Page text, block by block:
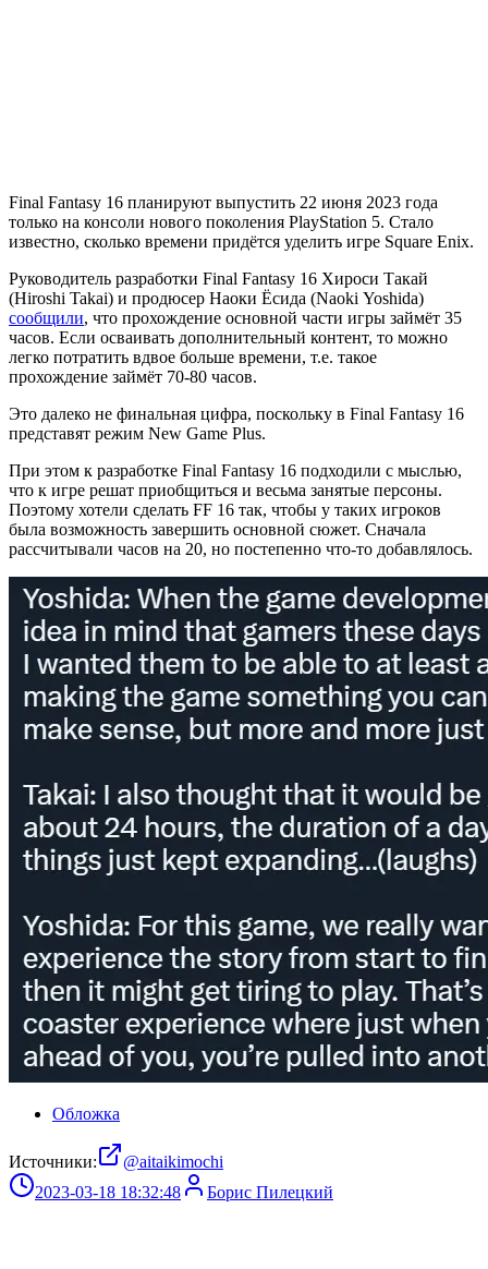
Final Fantasy 16 планируют выпустить 22 июня 2023 года
только на консоли нового поколения PlayStation 5. Стало
известно, сколько времени придётся уделить игре Square Enix.
Руководитель разработки Final Fantasy 16 Хироси Такай
(Hiroshi Takai) и продюсер Наоки Ёсида (Naoki Yoshida)
сообщили, что прохождение основной части игры займёт 35
часов. Если осваивать дополнительный контент, то можно
легко потратить вдвое больше времени, т.е. такое
прохождение займёт 70-80 часов.
Это далеко не финальная цифра, поскольку в Final Fantasy 16
представят режим New Game Plus.
При этом к разработке Final Fantasy 16 подходили с мыслью,
что к игре решат приобщиться и весьма занятые персоны.
Поэтому хотели сделать FF 16 так, чтобы у таких игроков
была возможность завершить основной сюжет. Сначала
рассчитывали часов на 20, но постепенно что-то добавлялось.
Обложка
Источники:
@aitaikimochi
2023-03-18 18:32:48
Борис Пилецкий